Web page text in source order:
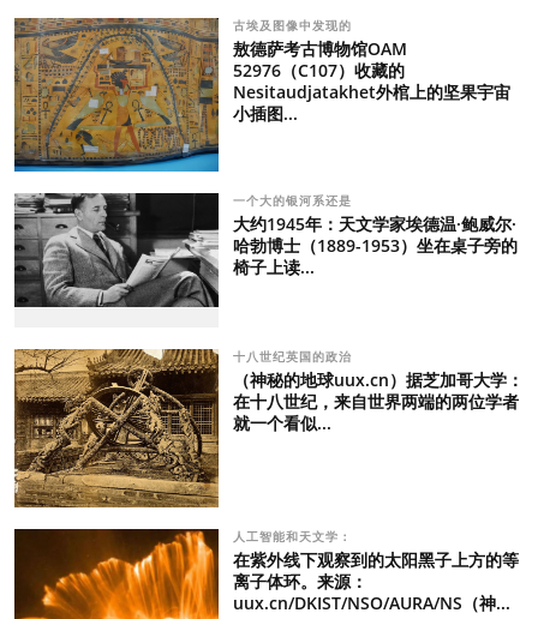
古埃及图像中发现的
敖德萨考古博物馆OAM
52976（C107）收藏的
Nesitaudjatakhet外棺上的坚果宇宙
小插图...
一个大的银河系还是
大约1945年：天文学家埃德温·鲍威尔·
哈勃博士（1889-1953）坐在桌子旁的
椅子上读...
十八世纪英国的政治
（神秘的地球uux.cn）据芝加哥大学：
在十八世纪，来自世界两端的两位学者
就一个看似...
人工智能和天文学：
在紫外线下观察到的太阳黑子上方的等
离子体环。来源：
uux.cn/DKIST/NSO/AURA/NS（神...